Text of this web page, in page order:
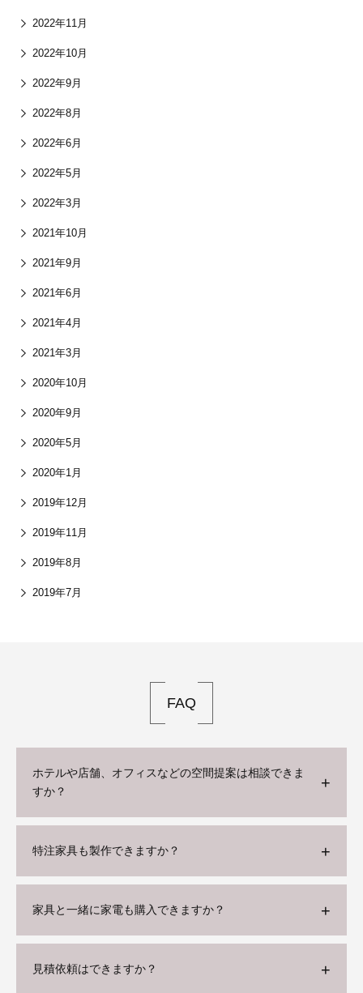
2022年11月
2022年10月
2022年9月
2022年8月
2022年6月
2022年5月
2022年3月
2021年10月
2021年9月
2021年6月
2021年4月
2021年3月
2020年10月
2020年9月
2020年5月
2020年1月
2019年12月
2019年11月
2019年8月
2019年7月
FAQ
ホテルや店舗、オフィスなどの空間提案は相談できま
すか？
特注家具も製作できますか？
家具と一緒に家電も購入できますか？
見積依頼はできますか？